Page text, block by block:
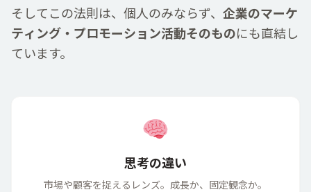
そしてこの法則は、 個人のみならず、 企業のマーケ
ティング・プロモーション活動そのものにも直結し
ています。
思考の違い
市場や顧客を捉えるレンズ。 成長か、 固定観念か。